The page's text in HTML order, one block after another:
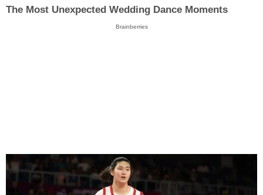
The Most Unexpected Wedding Dance Moments
Brainberries